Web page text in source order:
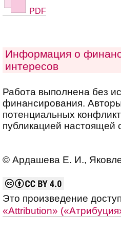
PDF
Информация о
интересов
Работа выполнена без
финансирования.
потенциальных
публикацией настоящей
© Ардашева Е. И.,
Это произведение
«Attribution»